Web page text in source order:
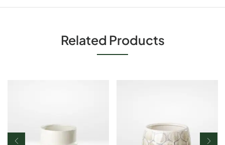
Related Products